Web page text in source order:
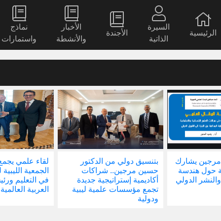
الرئيسية
السيرة
الذاتية
الأجندة
الأخبار
والأنشطة
نماذج
واستمارات
من الدكتور
شراكات
جديدة
لقاء علمي يجمع رئيس
الجمعية الليبية للجودة والتميز
في التعليم ورئيس المؤسسة
العربية العالمية لتطوير التعليم
إطلاق
والأكاديمية
الدكتور